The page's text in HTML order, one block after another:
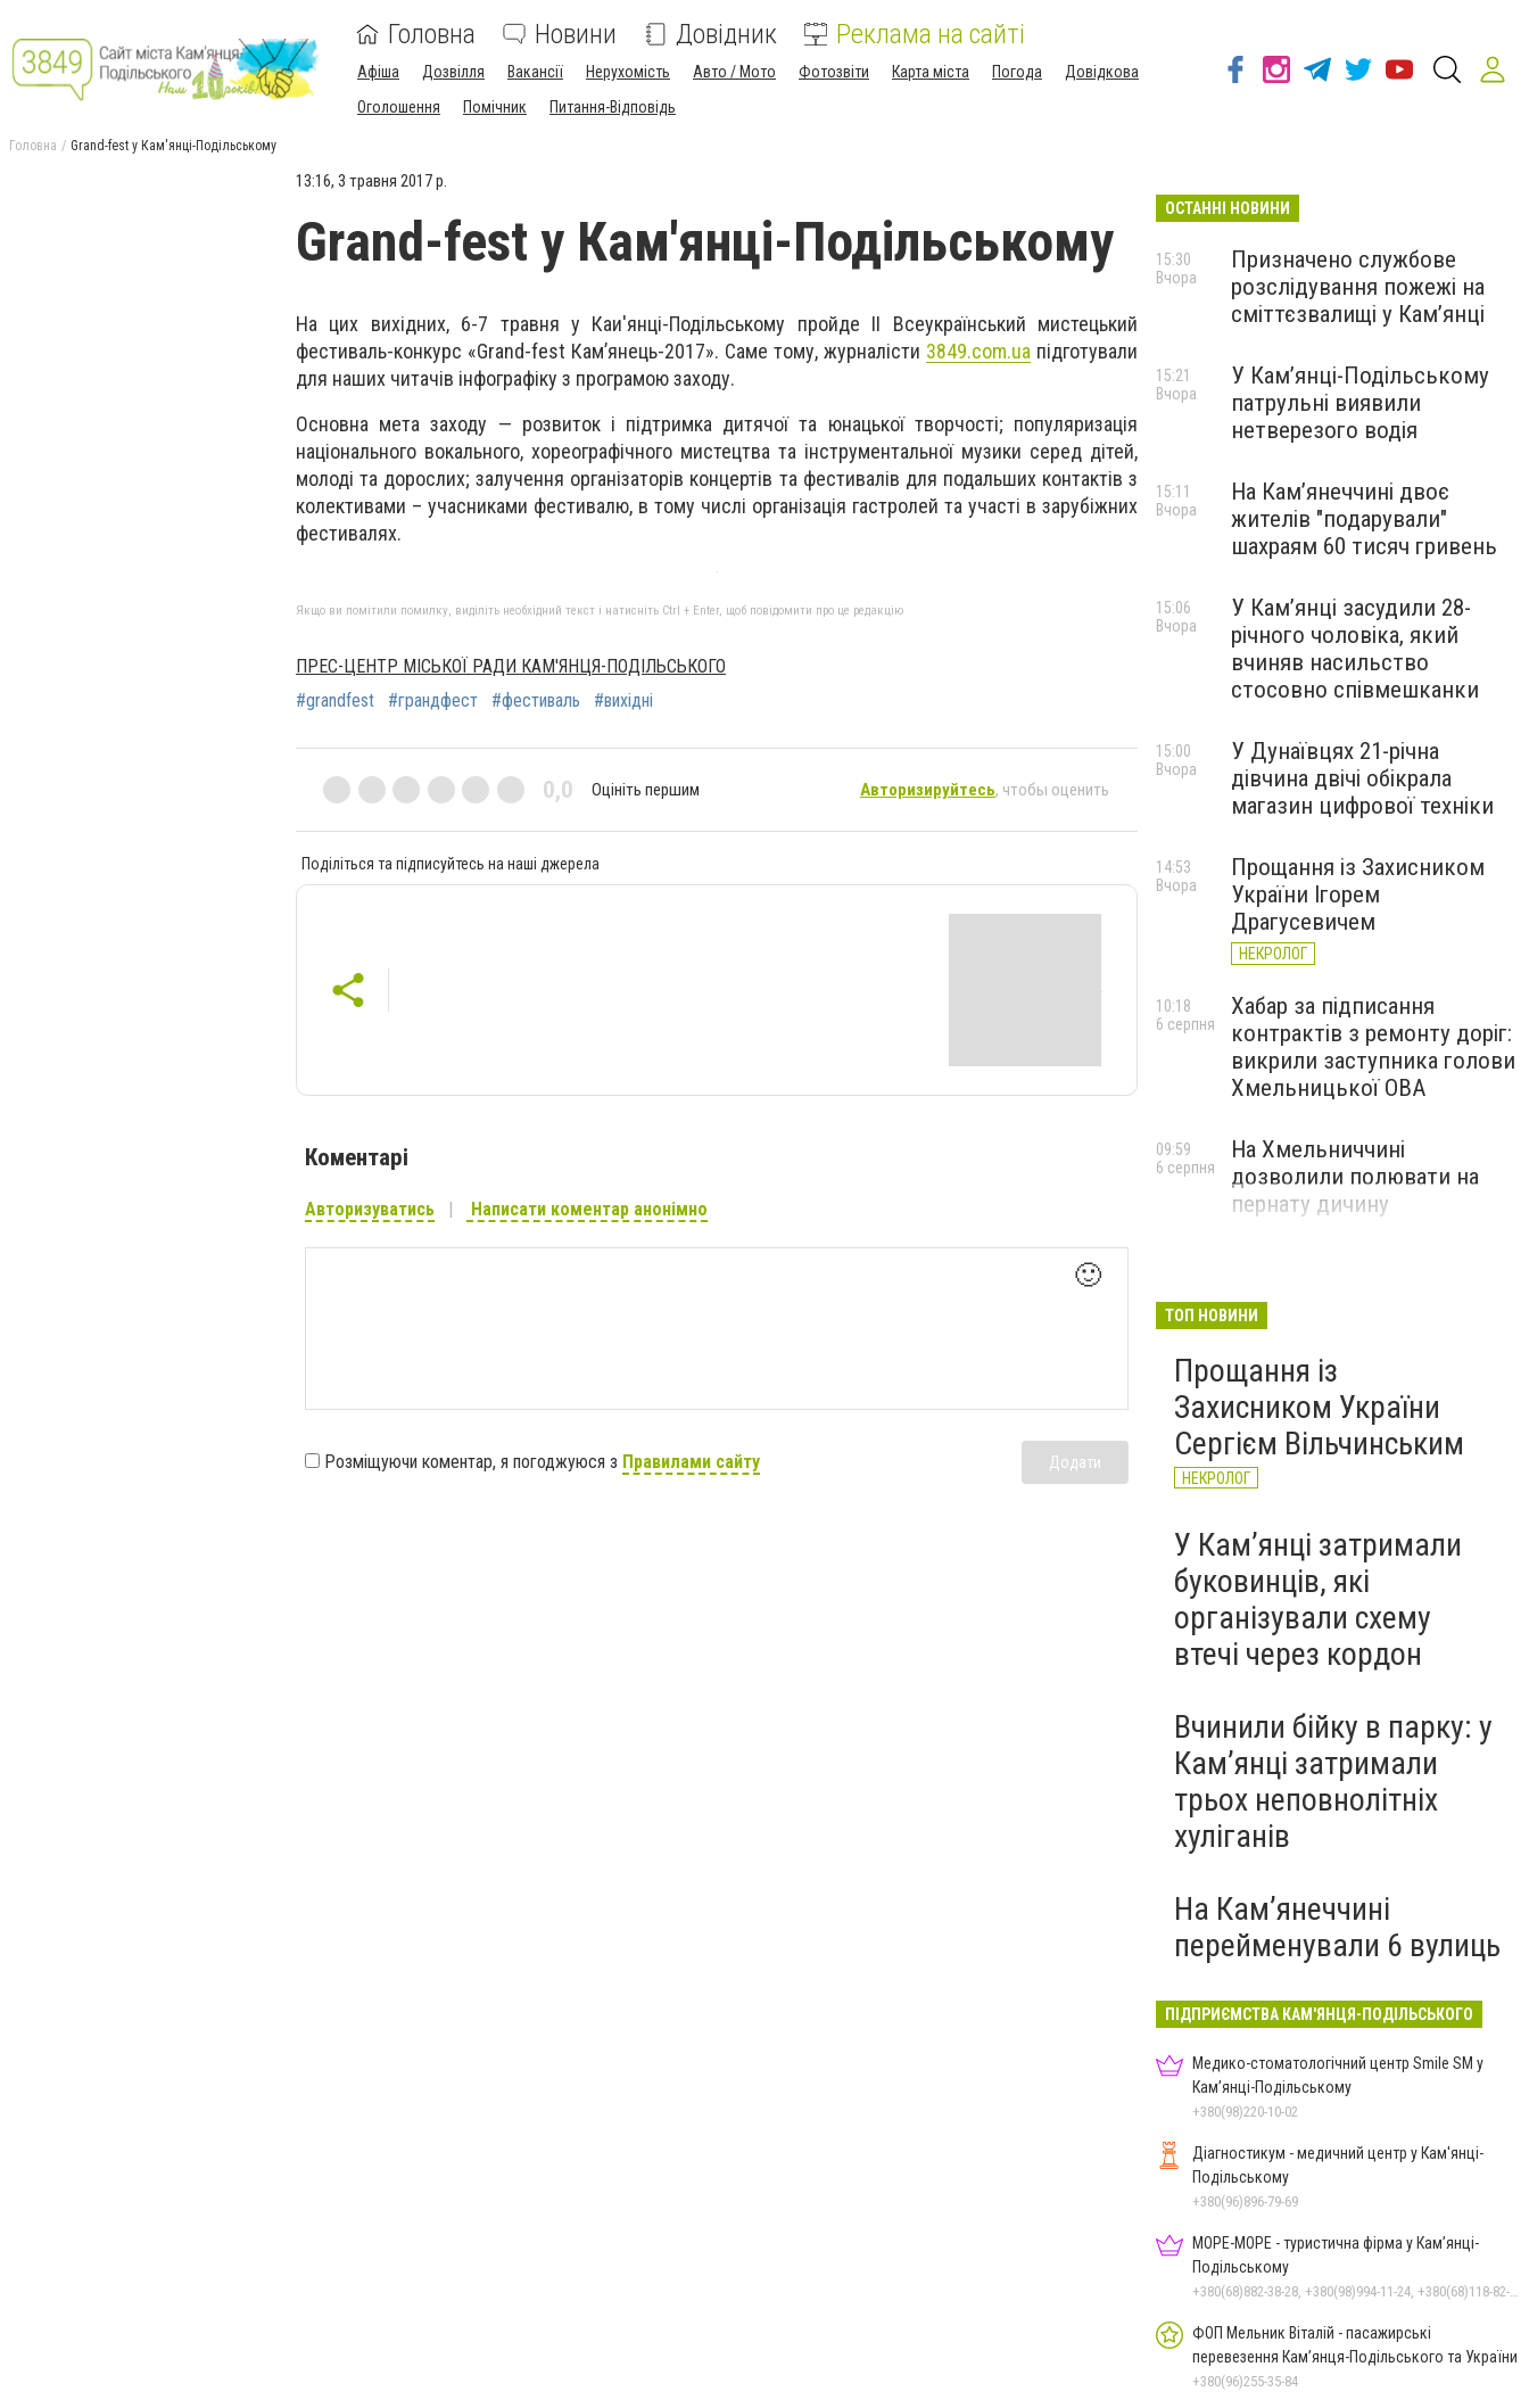
Головна Новини Довідник Реклама на сайті
Афіша Дозвілля Вакансії Нерухомість Авто / Мото Фотозвіти Карта міста Погода
Довідкова
Оголошення
Помічник Питання-Відповідь
Головна Grand-fest у Кам'янці-Подільському
13:16, 3 травня 2017 р.
Grand-fest у Кам'янці-Подільському
На цих вихідних, 6-7 травня у Каи'янці-Подільському пройде II Всеукраїнський мистецький
фестиваль-конкурс «Grand-fest Кам’янець-2017». Саме тому, журналісти 3849.com.ua підготували
для наших читачів інфографіку з програмою заходу.
Основна мета заходу — розвиток і підтримка дитячої та юнацької творчості; популяризація
національного вокального, хореографічного мистецтва та інструментальної музики серед дітей,
молоді та дорослих; залучення організаторів концертів та фестивалів для подальших контактів з
колективами – учасниками фестивалю, в тому числі організація гастролей та участі в зарубіжних
фестивалях.
Якщо ви помітили помилку, виділіть необхідний текст і натисніть Ctrl + Enter, щоб повідомити про це редакцію
ПРЕС-ЦЕНТР МІСЬКОЇ РАДИ КАМ'ЯНЦЯ-ПОДІЛЬСЬКОГО
#grandfest
#грандфест #фестиваль #вихідні
0,0 Оцініть першим Авторизируйтесь, чтобы оценить
Поділіться та підписуйтесь на наші джерела
Коментарі
Авторизуватись Написати коментар анонімно
🙂
Розміщуючи коментар, я погоджуюся з Правилами сайту Додати
ОСТАННІ НОВИНИ
Призначено службове
розслідування пожежі на
сміттєзвалищі у Кам’янці
15:30
Вчора
У Кам’янці-Подільському
патрульні виявили
нетверезого водія
15:21
Вчора
На Камʼянеччині двоє
жителів "подарували"
шахраям 60 тисяч гривень
15:11
Вчора
У Камʼянці засудили 28-
річного чоловіка, який
вчиняв насильство
стосовно співмешканки
15:06
Вчора
У Дунаївцях 21-річна
дівчина двічі обікрала
магазин цифрової техніки
15:00
Вчора
Прощання із Захисником
України Ігорем
Драгусевичем
НЕКРОЛОГ
14:53
Вчора
Хабар за підписання
контрактів з ремонту доріг:
викрили заступника голови
Хмельницької ОВА
10:18
6 серпня
На Хмельниччині
дозволили полювати на
пернату дичину
09:59
6 серпня
ТОП НОВИНИ
Прощання із
Захисником України
Сергієм Вільчинським
НЕКРОЛОГ
У Кам’янці затримали
буковинців, які
організували схему
втечі через кордон
Вчинили бійку в парку: у
Кам’янці затримали
трьох неповнолітніх
хуліганів
На Камʼянеччині
перейменували 6 вулиць
ПІДПРИЄМСТВА КАМ'ЯНЦЯ-ПОДІЛЬСЬКОГО
Медико-стоматологічний центр Smile SM у
Кам’янці-Подільському
+380(98)220-10-02
Діагностикум - медичний центр у Кам'янці-
Подільському
+380(96)896-79-69
МОРЕ-МОРЕ - туристична фірма у Кам’янці-
Подільському
+380(68)882-38-28, +380(98)994-11-24, +380(68)118-82-77
ФОП Мельник Віталій - пасажирські
перевезення Кам’янця-Подільського та України
+380(96)255-35-84